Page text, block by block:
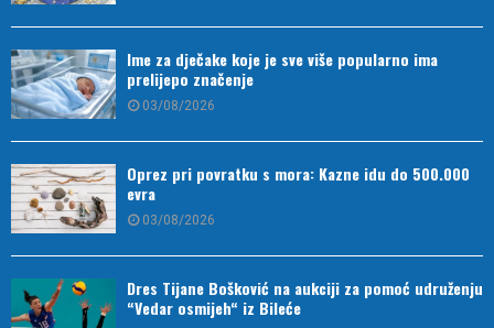
Ime za dječake koje je sve više popularno ima
prelijepo značenje
03/08/2026
Oprez pri povratku s mora: Kazne idu do 500.000
evra
03/08/2026
Dres Tijane Bošković na aukciji za pomoć udruženju
“Vedar osmijeh“ iz Bileće